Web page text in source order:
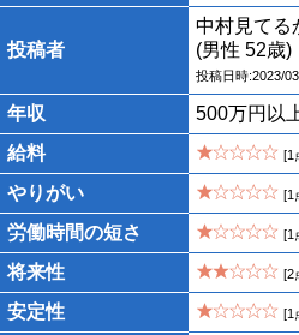
投稿者
中村見てる
(男性 52歳)
投稿日時:2023/
年収
500万円以
給料
[1
やりがい [1
労働時間の短さ [1
将来性 [2
安定性 [1